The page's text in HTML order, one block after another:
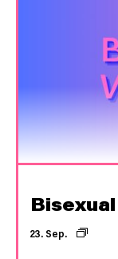
23. Sep.